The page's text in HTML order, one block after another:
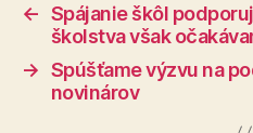
← Spájanie škôl
školstva však
→ Spúšťame výzvu na
novinárov